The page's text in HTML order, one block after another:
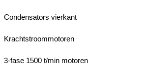
Condensators vierkant
Krachtstroommotoren
3-fase 1500 t/min motoren